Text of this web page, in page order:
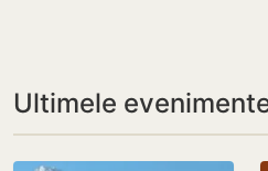
Ultimele